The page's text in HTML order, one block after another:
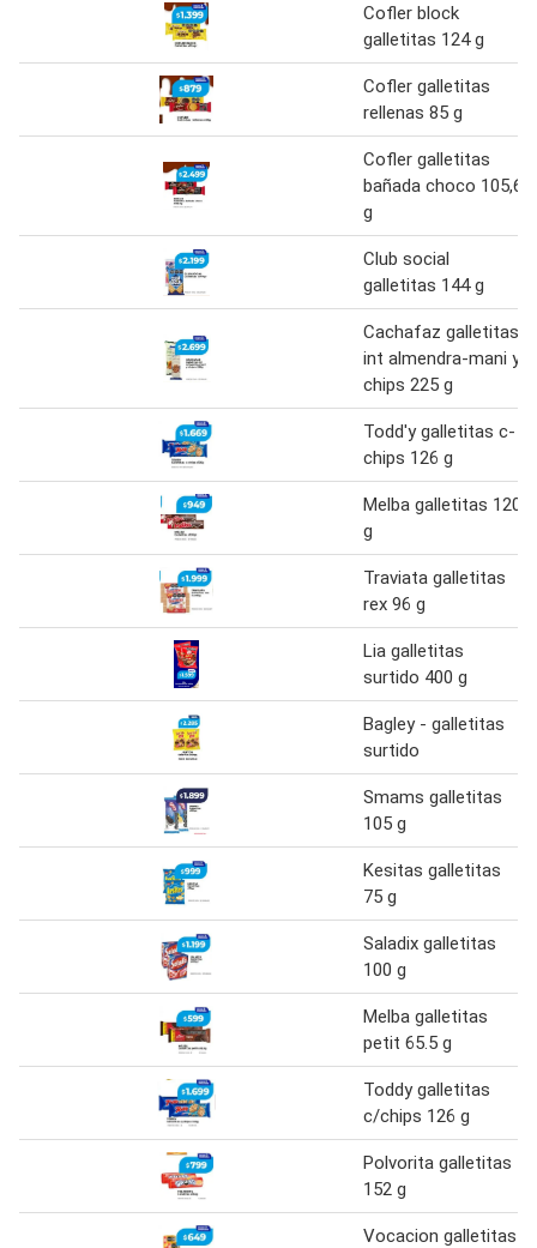
Cofler block
galletitas 124 g
Cofler galletitas
rellenas 85 g
Cofler galletitas
bañada choco 105,6
g
Club social
galletitas 144 g
Cachafaz galletitas
int almendra-mani y
chips 225 g
Todd'y galletitas c-
chips 126 g
Melba galletitas 120
g
Traviata galletitas
rex 96 g
Lia galletitas
surtido 400 g
Bagley - galletitas
surtido
Smams galletitas
105 g
Kesitas galletitas
75 g
Saladix galletitas
100 g
Melba galletitas
petit 65.5 g
Toddy galletitas
c/chips 126 g
Polvorita galletitas
152 g
Vocacion galletitas